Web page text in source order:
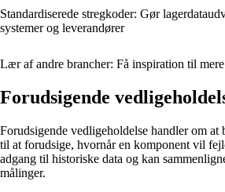
Standardiserede stregkoder: Gør
systemer og leverandører
Lær af andre brancher: Få inspiration til
Forudsigende
Forudsigende vedligeholdelse handler om at
til at forudsige, hvornår en komponent vil
adgang til historiske data og kan
målinger.